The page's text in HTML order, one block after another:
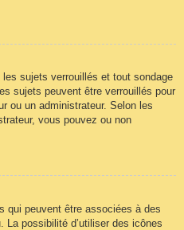
sujets verrouillés et tout sondage
sujets peuvent être verrouillés pour
ou un administrateur. Selon les
vous pouvez ou non
qui peuvent être associées à des
La possibilité d’utiliser des icônes